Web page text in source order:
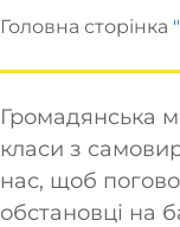
Головна сторінка "
Громадянська
класи з
нас, щоб
обстановці на